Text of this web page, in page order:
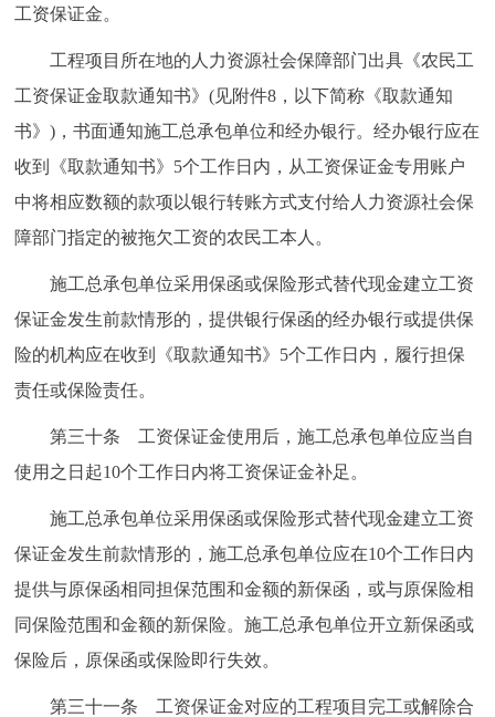
工资保证金。
工程项目所在地的人力资源社会保障部门出具《农民工
工资保证金取款通知书》(见附件8，以下简称《取款通知
书》)，书面通知施工总承包单位和经办银行。经办银行应在
收到《取款通知书》5个工作日内，从工资保证金专用账户
中将相应数额的款项以银行转账方式支付给人力资源社会保
障部门指定的被拖欠工资的农民工本人。
施工总承包单位采用保函或保险形式替代现金建立工资
保证金发生前款情形的，提供银行保函的经办银行或提供保
险的机构应在收到《取款通知书》5个工作日内，履行担保
责任或保险责任。
第三十条 工资保证金使用后，施工总承包单位应当自
使用之日起10个工作日内将工资保证金补足。
施工总承包单位采用保函或保险形式替代现金建立工资
保证金发生前款情形的，施工总承包单位应在10个工作日内
提供与原保函相同担保范围和金额的新保函，或与原保险相
同保险范围和金额的新保险。施工总承包单位开立新保函或
保险后，原保函或保险即行失效。
第三十一条 工资保证金对应的工程项目完工或解除合